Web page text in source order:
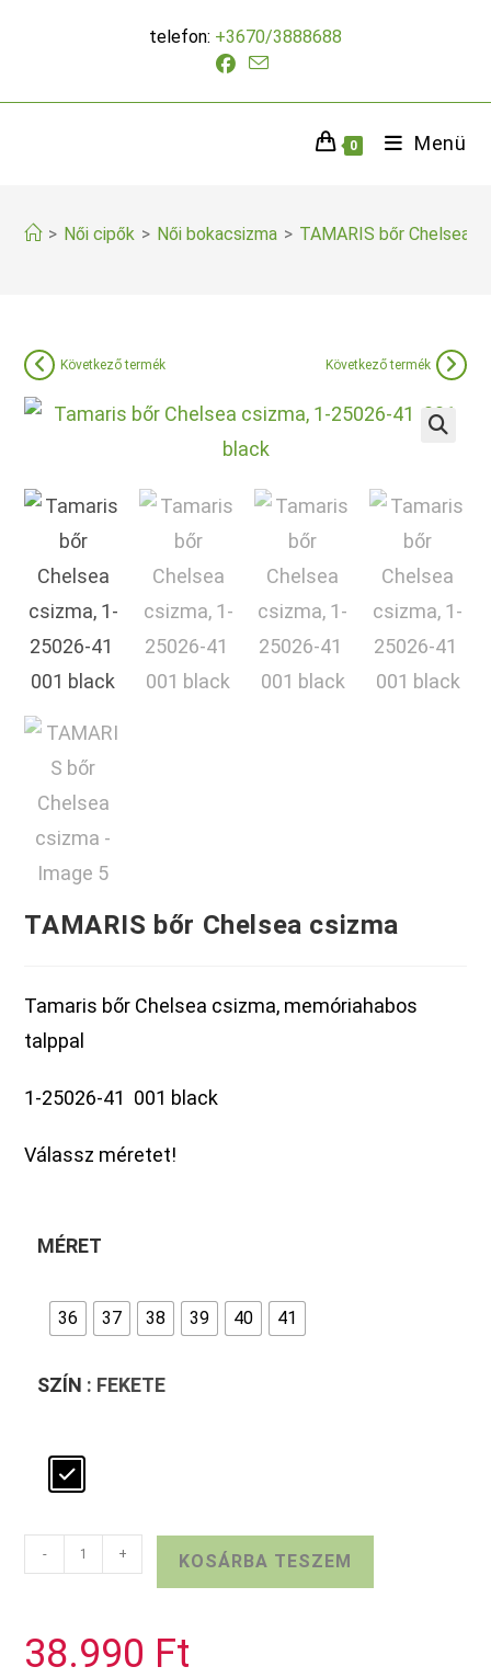
telefon: +3670/3888688
0 Menü
> Női cipők > Női bokacsizma > TAMARIS bőr Chelsea
Következő termék Következő termék
TAMARIS bőr Chelsea csizma
Tamaris bőr Chelsea csizma, memóriahabos
talppal
1-25026-41 001 black
Válassz méretet!
MÉRET
36 37 38 39 40 41
SZÍN : FEKETE
TAMARIS
bőr
mennyiség
- + KOSÁRBA TESZEM
38.990 Ft